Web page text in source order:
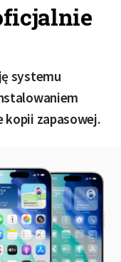
systemu
kopii zapasowej.